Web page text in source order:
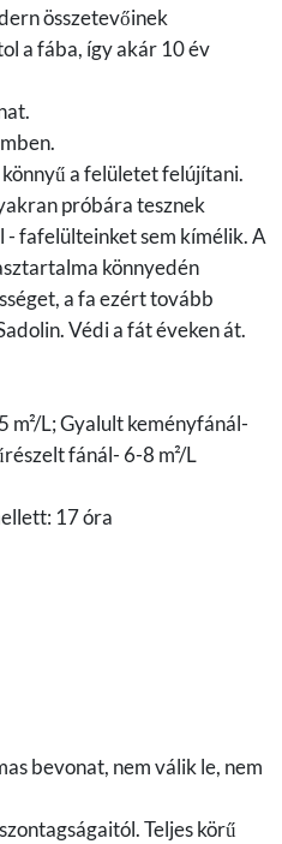
összetevőinek
a fába, így akár 10 év
a felületet felújítani.
próbára tesznek
- fafelülteinket sem kímélik. A
könnyedén
a fa ezért tovább
Védi a fát éveken át.
m²/L; Gyalult keményfánál-
fánál- 6-8 m²/L
17 óra
bevonat, nem válik le, nem
Teljes körű